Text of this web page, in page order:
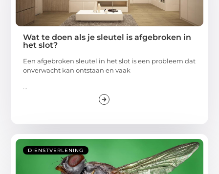
Wat te doen als je sleutel is afgebroken in
het slot?
Een afgebroken sleutel in het slot is een probleem dat
onverwacht kan ontstaan en vaak
...
DIENSTVERLENING